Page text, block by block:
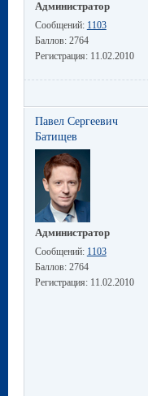
Администратор
Сообщений: 1103
Баллов: 2764
Регистрация: 11.02.2010
Павел Сергеевич
Батищев
Администратор
Сообщений: 1103
Баллов: 2764
Регистрация: 11.02.2010